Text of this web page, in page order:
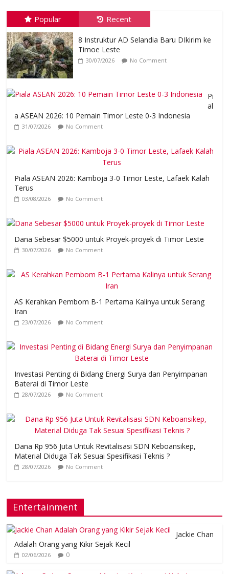
Popular Recent
8 Instruktur AD Selandia Baru DIkirim ke
Timoe Leste
30/07/2026 No Comment
Pi
al
a ASEAN 2026: 10 Pemain Timor Leste 0-3 Indonesia
31/07/2026 No Comment
Piala ASEAN 2026: Kamboja 3-0 Timor Leste, Lafaek Kalah
Terus
03/08/2026 No Comment
Dana Sebesar $5000 untuk Proyek-proyek di Timor Leste
30/07/2026 No Comment
AS Kerahkan Pembom B-1 Pertama Kalinya untuk Serang
Iran
23/07/2026 No Comment
Investasi Penting di Bidang Energi Surya dan Penyimpanan
Baterai di Timor Leste
28/07/2026 No Comment
Dana Rp 956 Juta Untuk Revitalisasi SDN Keboansikep,
Material Diduga Tak Sesuai Spesifikasi Teknis ?
28/07/2026 No Comment
Entertainment
Jackie Chan
Adalah Orang yang Kikir Sejak Kecil
02/06/2026 0